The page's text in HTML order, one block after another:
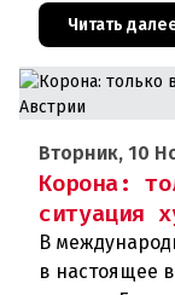
процентов
Читать
Вторник, 10
Корона:
ситуация
В
в настоящее